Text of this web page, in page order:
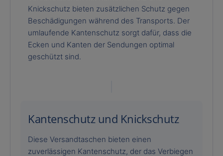
Knickschutz bieten zusätzlichen Schutz gegen
Beschädigungen während des Transports. Der
umlaufende Kantenschutz sorgt dafür, dass die
Ecken und Kanten der Sendungen optimal
geschützt sind.
Kantenschutz und Knickschutz
Diese Versandtaschen bieten einen
zuverlässigen Kantenschutz, der das Verbiegen